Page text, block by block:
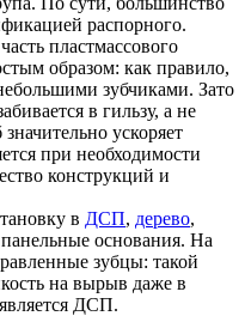
распорного.
пластмассового
образом: как правило,
зубчиками. Зато
в гильзу, а не
ускоряет
при необходимости
конструкций и
в ДСП, дерево,
основания. На
зубцы: такой
на вырыв даже в
ДСП.